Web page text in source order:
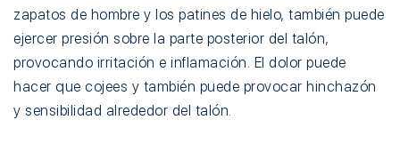
zapatos de hombre y los patines de hielo, también puede
ejercer presión sobre la parte posterior del talón,
provocando irritación e inflamación. El dolor puede
hacer que cojees y también puede provocar hinchazón
y sensibilidad alrededor del talón.